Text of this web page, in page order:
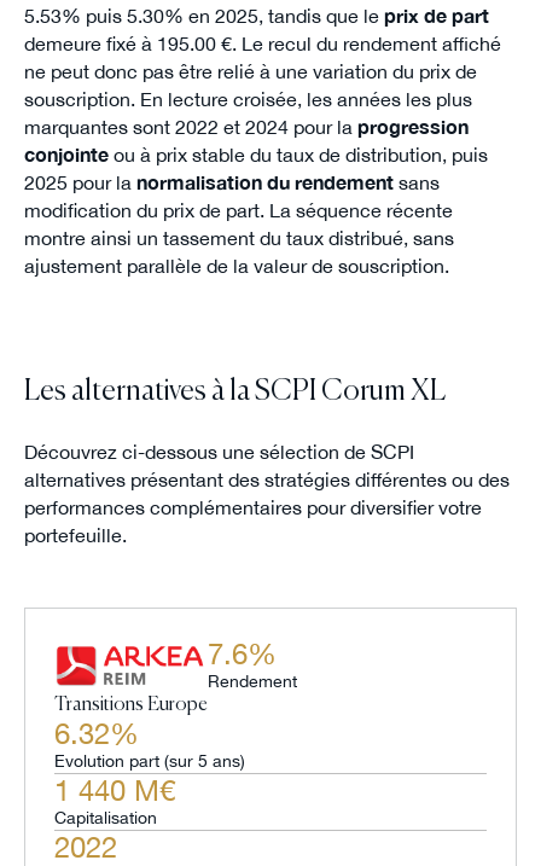
5.53% puis 5.30% en 2025, tandis que le prix de part
demeure fixé à 195.00 €. Le recul du rendement affiché
ne peut donc pas être relié à une variation du prix de
souscription. En lecture croisée, les années les plus
marquantes sont 2022 et 2024 pour la progression
conjointeou à prix stable du taux de distribution, puis
2025 pour la normalisation du rendementsans
modification du prix de part. La séquence récente
montre ainsi un tassement du taux distribué, sans
ajustement parallèle de la valeur de souscription.
Les alternatives à la SCPI Corum XL
Découvrez ci-dessous une sélection de SCPI
alternatives présentant des stratégies différentes ou des
performances complémentaires pour diversifier votre
portefeuille.
7.6%
Rendement
Transitions Europe
6.32%
Evolution part (sur 5 ans)
1 440 M€
Capitalisation
2022